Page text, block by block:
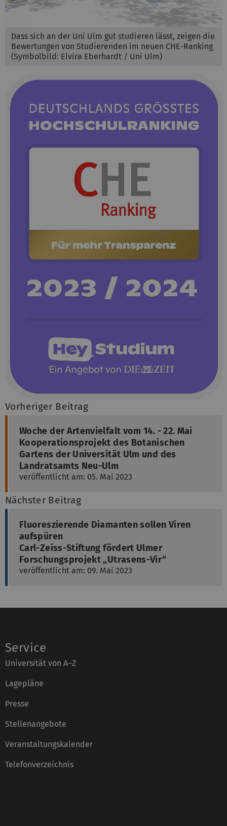
Dass sich an der Uni Ulm gut studieren lässt, zeigen die
Bewertungen von Studierenden im neuen CHE-Ranking
(Symbolbild: Elvira Eberhardt / Uni Ulm)
Vorheriger Beitrag
Woche der Artenvielfalt vom 14. - 22. Mai
Kooperationsprojekt des Botanischen
Gartens der Universität Ulm und des
Landratsamts Neu-Ulm
veröffentlicht am: 05. Mai 2023
Nächster Beitrag
Fluoreszierende Diamanten sollen Viren
aufspüren
Carl-Zeiss-Stiftung fördert Ulmer
Forschungsprojekt „Utrasens-Vir“
veröffentlicht am: 09. Mai 2023
Service
Universität von A–Z
Lagepläne
Presse
Stellenangebote
Veranstaltungskalender
Telefonverzeichnis